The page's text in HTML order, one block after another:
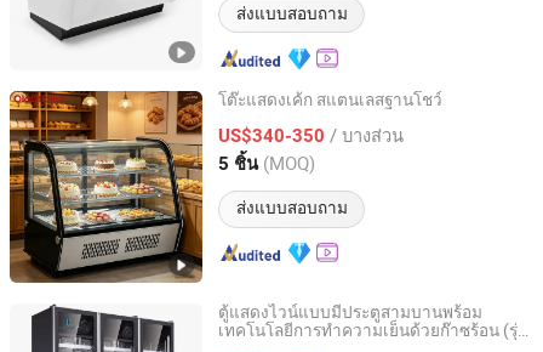
ส่งแบบสอบถาม
โต๊ะแสดงเค้ก สแตนเลสฐานโชว์
US$340-350 / บางส่วน
5 ชิ้น (MOQ)
ส่งแบบสอบถาม
Guangzhou ola Machinery Equipment Co., Ltd.
Guangdong, China อัตราจาก 2026
ตู้แสดงไวน์แบบมีประตูสามบานพร้อม
เทคโนโลยีการทำความเย็นด้วยก๊าซร้อน (รุ่น:
Guangdong Double Cold Refrigeration Equipment Co., Ltd.